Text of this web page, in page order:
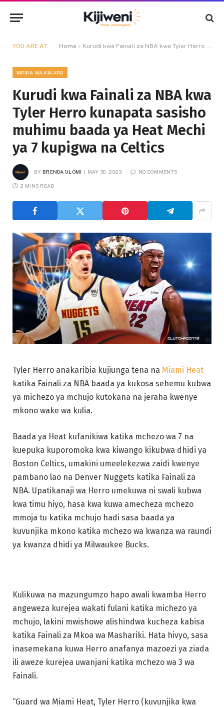
YOU ARE AT: Home » Kurudi kwa Fainali za NBA kwa Tyler Herro kunapata sasisho muhimu baada ya Heat Mechi ya 7 kupigwa na Celtics
MPIRA WA KIKAPU
Kurudi kwa Fainali za NBA kwa
Tyler Herro kunapata sasisho
muhimu baada ya Heat Mechi
ya 7 kupigwa na Celtics
BY BRENDA ULOMI MAY 30, 2023 NO COMMENTS
2 MINS READ
Tyler Herro anakaribia kujiunga tena na Miami Heat
katika Fainali za NBA baada ya kukosa sehemu kubwa
ya michezo ya mchujo kutokana na jeraha kwenye
mkono wake wa kulia.
Baada ya Heat kufanikiwa katika mchezo wa 7 na
kuepuka kuporomoka kwa kiwango kikubwa dhidi ya
Boston Celtics, umakini umeelekezwa zaidi kwenye
pambano lao na Denver Nuggets katika Fainali za
NBA. Upatikanaji wa Herro umekuwa ni swali kubwa
kwa timu hiyo, hasa kwa kuwa amecheza mchezo
mmoja tu katika mchujo hadi sasa baada ya
kuvunjika mkono katika mchezo wa kwanza wa raundi
ya kwanza dhidi ya Milwaukee Bucks.
Kulikuwa na mazungumzo hapo awali kwamba Herro
angeweza kurejea wakati fulani katika michezo ya
mchujo, lakini mwishowe alishindwa kucheza kabisa
katika Fainali za Mkoa wa Mashariki. Hata hivyo, sasa
inasemekana kuwa Herro anafanya mazoezi ya ziada
ili aweze kurejea uwanjani katika mchezo wa 3 wa
Fainali.
“Guard wa Miami Heat, Tyler Herro (kuvunjika kwa